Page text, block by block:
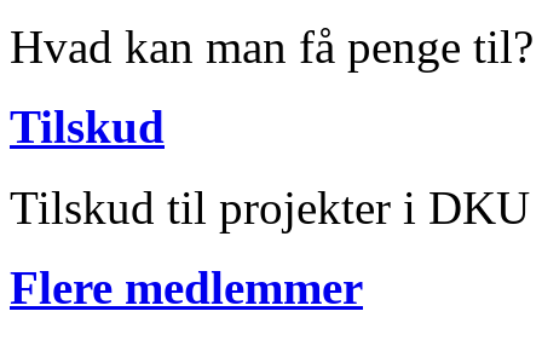
Hvad kan man få penge til?
Tilskud
Tilskud til projekter i DKU
Flere medlemmer